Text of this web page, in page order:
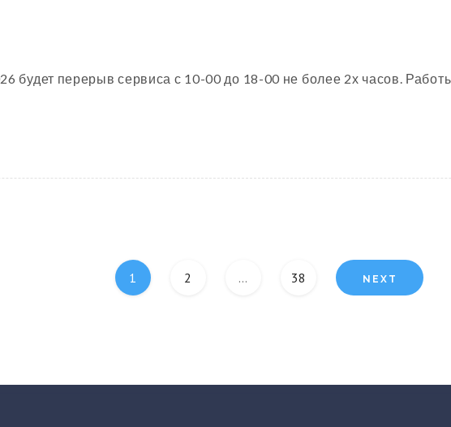
будет перерыв сервиса с 10-00 до 18-00 не более 2х часов.
1 2 … 38